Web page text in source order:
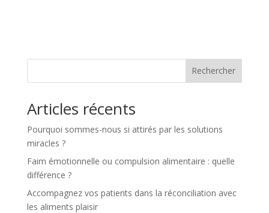
Rechercher
Articles récents
Pourquoi sommes-nous si attirés par les solutions
miracles ?
Faim émotionnelle ou compulsion alimentaire : quelle
différence ?
Accompagnez vos patients dans la réconciliation avec
les aliments plaisir